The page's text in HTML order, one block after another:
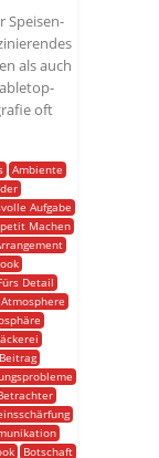
Speisen-
als auch
oft
Ambiente
Aufgabe
Machen
Detail
Beitrag
Botschaft